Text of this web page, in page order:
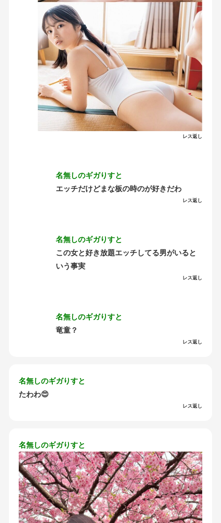
レス返し
名無しのギガりすと
エッチだけどまな板の時のが好きだわ
レス返し
名無しのギガりすと
この女と好き放題エッチしてる男がいると
いう事実
レス返し
名無しのギガりすと
竜童？
レス返し
名無しのギガりすと
たわわ😍
レス返し
名無しのギガりすと